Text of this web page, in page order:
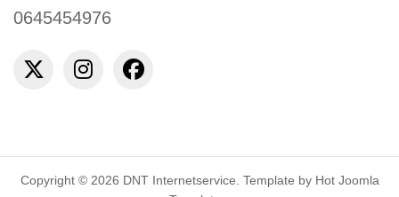
0645454976
Copyright © 2026 DNT Internetservice. Template by Hot Joomla